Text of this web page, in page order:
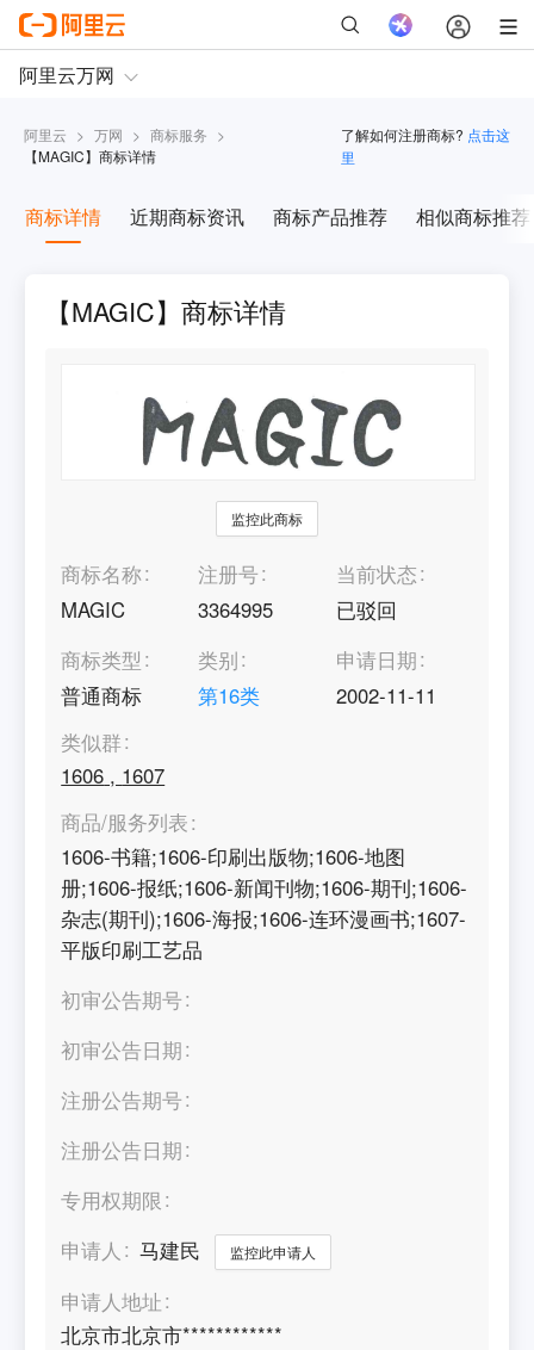
阿里云 > 万网 > 商标服务 >
【MAGIC】商标详情
了解如何注册商标? 点击这
里
商标详情 近期商标资讯 商标产品推荐 相似商标推荐
【MAGIC】商标详情
监控此商标
商标名称
MAGIC
注册号
3364995
当前状态
已驳回
商标类型
普通商标
类别
第16类
申请日期
2002-11-11
类似群
1606 , 1607
商品/服务列表
1606-书籍;1606-印刷出版物;1606-地图
册;1606-报纸;1606-新闻刊物;1606-期刊;1606-
杂志(期刊);1606-海报;1606-连环漫画书;1607-
平版印刷工艺品
初审公告期号
初审公告日期
注册公告期号
注册公告日期
专用权期限
申请人
马建民 监控此申请人
申请人地址
北京市北京市************